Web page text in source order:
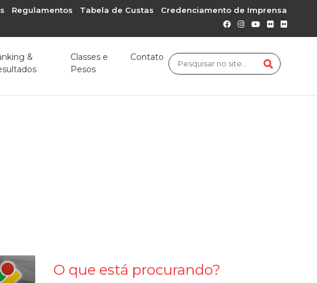
Regulamentos Tabela de Custas Credenciamento de Imprensa
&
Classes e
Pesos
Contato
O que está procurando?